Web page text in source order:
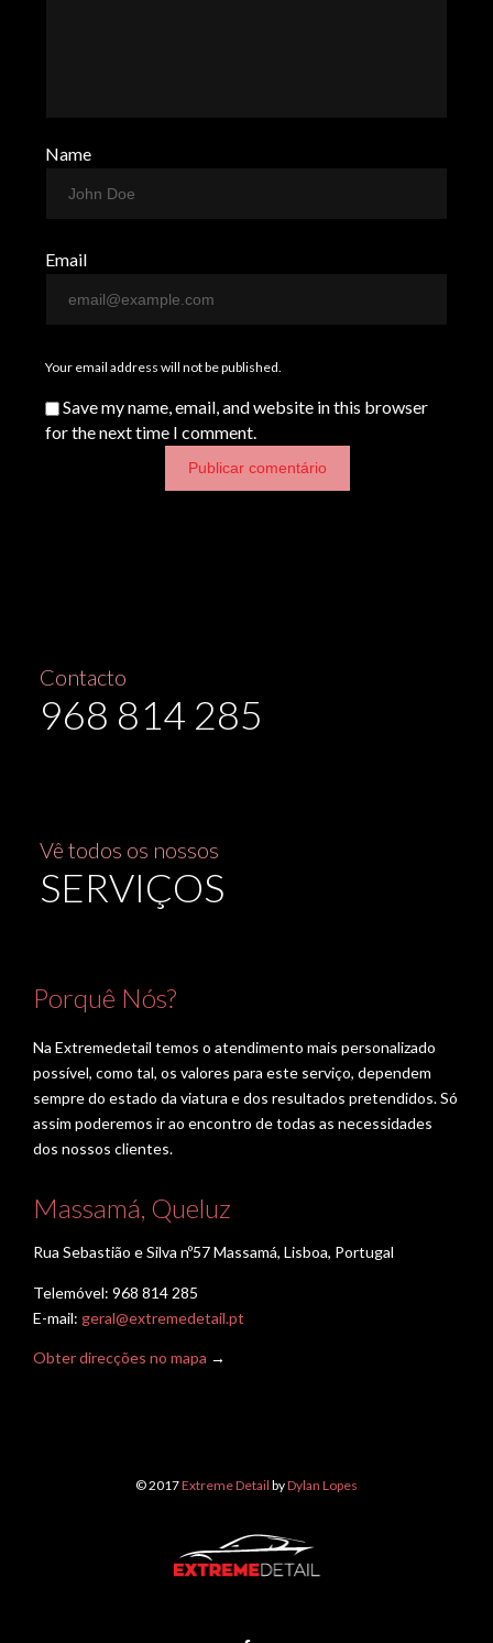
Name
Email
Your email address will not be published.
Save my name, email, and website in this browser
for the next time I comment.
Contacto
968 814 285
Vê todos os nossos
SERVIÇOS
Porquê Nós?
Na Extremedetail temos o atendimento mais personalizado
possível, como tal, os valores para este serviço, dependem
sempre do estado da viatura e dos resultados pretendidos. Só
assim poderemos ir ao encontro de todas as necessidades
dos nossos clientes.
Massamá, Queluz
Rua Sebastião e Silva nº57 Massamá, Lisboa, Portugal
Telemóvel: 968 814 285
E-mail: geral@extremedetail.pt
Obter direcções no mapa →
© 2017Extreme Detail byDylan Lopes